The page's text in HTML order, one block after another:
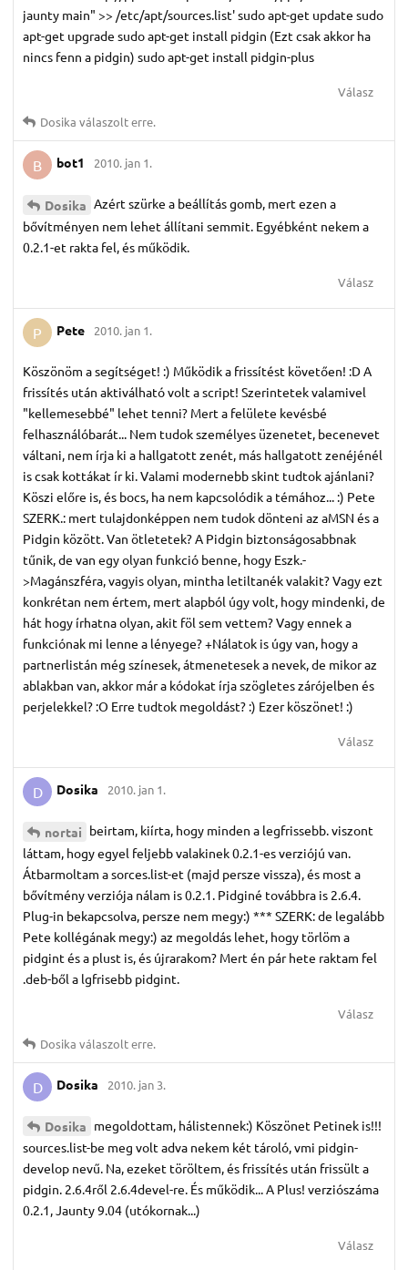
jaunty main" >> /etc/apt/sources.list' sudo apt-get update sudo
apt-get upgrade sudo apt-get install pidgin (Ezt csak akkor ha
nincs fenn a pidgin) sudo apt-get install pidgin-plus
Válasz
Dosika válaszolt erre.
B bot1 2010. jan 1.
Dosika Azért szürke a beállítás gomb, mert ezen a
bővítményen nem lehet állítani semmit. Egyébként nekem a
0.2.1-et rakta fel, és működik.
Válasz
P Pete 2010. jan 1.
Köszönöm a segítséget! :) Működik a frissítést követően! :D A
frissítés után aktiválható volt a script! Szerintetek valamivel
"kellemesebbé" lehet tenni? Mert a felülete kevésbé
felhasználóbarát... Nem tudok személyes üzenetet, becenevet
váltani, nem írja ki a hallgatott zenét, más hallgatott zenéjénél
is csak kottákat ír ki. Valami modernebb skint tudtok ajánlani?
Köszi előre is, és bocs, ha nem kapcsolódik a témához... :) Pete
SZERK.: mert tulajdonképpen nem tudok dönteni az aMSN és a
Pidgin között. Van ötletetek? A Pidgin biztonságosabbnak
tűnik, de van egy olyan funkció benne, hogy Eszk.-
>Magánszféra, vagyis olyan, mintha letiltanék valakit? Vagy ezt
konkrétan nem értem, mert alapból úgy volt, hogy mindenki, de
hát hogy írhatna olyan, akit föl sem vettem? Vagy ennek a
funkciónak mi lenne a lényege? +Nálatok is úgy van, hogy a
partnerlistán még színesek, átmenetesek a nevek, de mikor az
ablakban van, akkor már a kódokat írja szögletes zárójelben és
perjelekkel? :O Erre tudtok megoldást? :) Ezer köszönet! :)
Válasz
D Dosika 2010. jan 1.
nortai beirtam, kiírta, hogy minden a legfrissebb. viszont
láttam, hogy egyel feljebb valakinek 0.2.1-es verziójú van.
Átbarmoltam a sorces.list-et (majd persze vissza), és most a
bővítmény verziója nálam is 0.2.1. Pidginé továbbra is 2.6.4.
Plug-in bekapcsolva, persze nem megy:) *** SZERK: de legalább
Pete kollégának megy:) az megoldás lehet, hogy törlöm a
pidgint és a plust is, és újrarakom? Mert én pár hete raktam fel
.deb-ből a lgfrisebb pidgint.
Válasz
Dosika válaszolt erre.
D Dosika 2010. jan 3.
Dosika megoldottam, hálistennek:) Köszönet Petinek is!!!
sources.list-be meg volt adva nekem két tároló, vmi pidgin-
develop nevű. Na, ezeket töröltem, és frissítés után frissült a
pidgin. 2.6.4ről 2.6.4devel-re. És működik... A Plus! verziószáma
0.2.1, Jaunty 9.04 (utókornak...)
Válasz